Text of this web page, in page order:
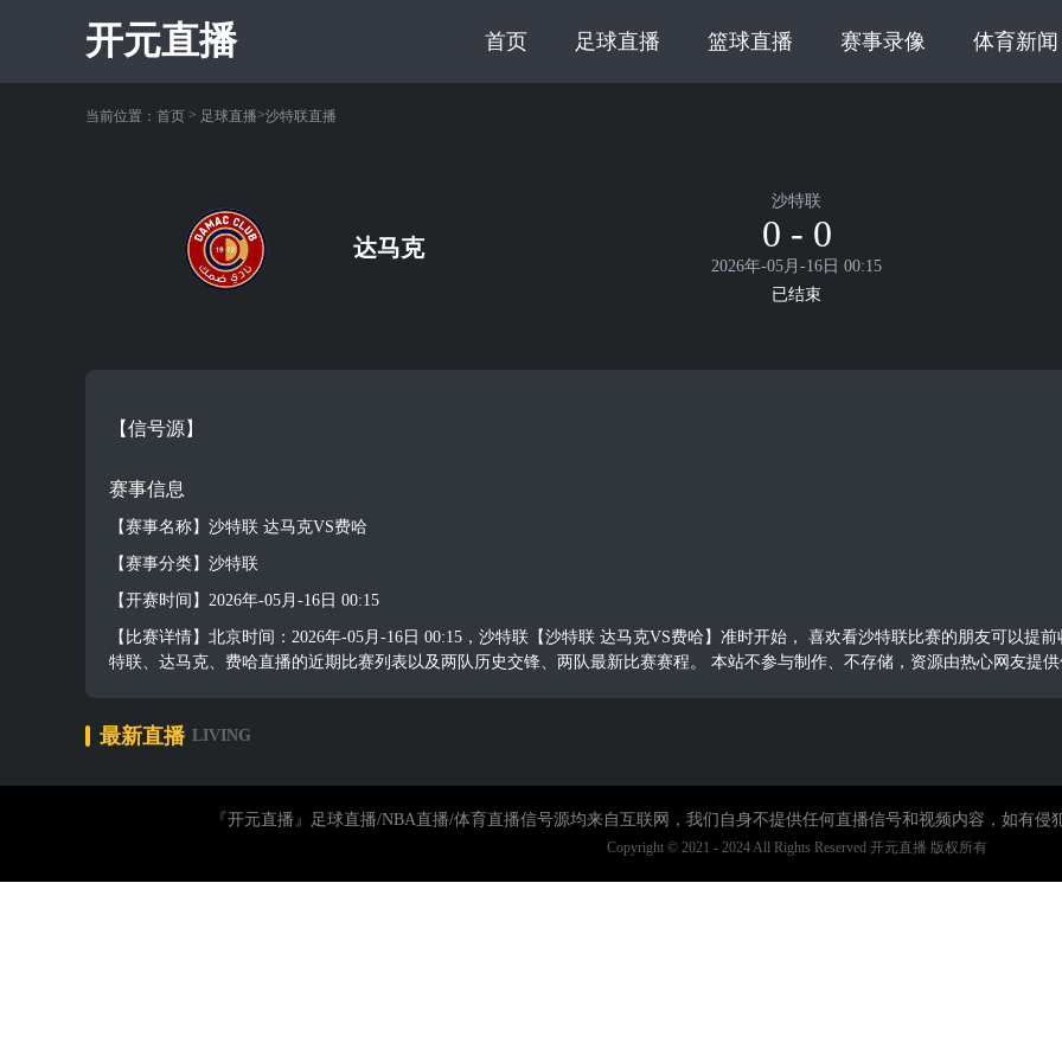
开元直播 首页 足球直播 篮球直播 赛事录像 体育新闻
当前位置： 首页 > 足球直播>沙特联直播
达马克
沙特联
0 - 0
2026年-05月-16日 00:15
已结束
【信号源】
赛事信息
【赛事名称】沙特联 达马克VS费哈
【赛事分类】沙特联
【开赛时间】2026年-05月-16日 00:15
【比赛详情】北京时间：2026年-05月-16日 00:15，沙特联【沙特联 达马克VS费哈】准时开始， 喜欢看沙特联比赛的朋友可以提
特联、达马克、费哈直播的近期比赛列表以及两队历史交锋、两队最新比赛赛程。 本站不参与制作、不存储，资源由热心网友提
最新直播 LIVING
『开元直播』足球直播/NBA直播/体育直播信号源均来自互联网，我们自身不提供任何直播信号和视频内容，如有
Copyright © 2021 - 2024 All Rights Reserved 开元直播 版权所有